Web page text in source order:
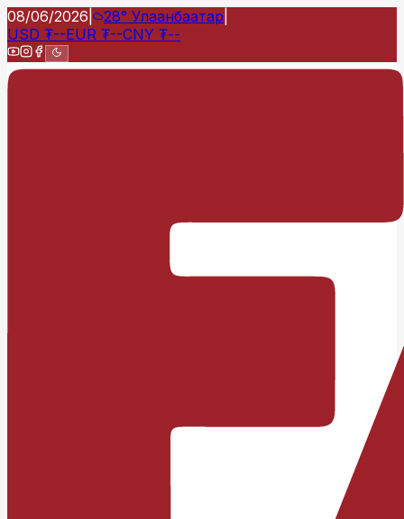
08/06/2026 28° Улаанбаатар
USD ₮--EUR ₮--CNY ₮--